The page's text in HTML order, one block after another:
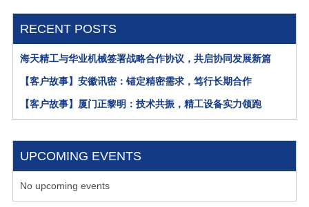
RECENT POSTS
海天精工与华业机械签署战略合作协议，共启协同发展新篇
【客户故事】安徽讯密：锚定精密需求，笃行长期合作
【客户故事】厦门正黎明：技术共振，精工设备实力领跑
UPCOMING EVENTS
No upcoming events